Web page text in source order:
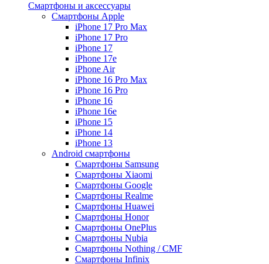
Смартфоны и аксессуары
Смартфоны Apple
iPhone 17 Pro Max
iPhone 17 Pro
iPhone 17
iPhone 17e
iPhone Air
iPhone 16 Pro Max
iPhone 16 Pro
iPhone 16
iPhone 16e
iPhone 15
iPhone 14
iPhone 13
Android cмартфоны
Смартфоны Samsung
Смартфоны Xiaomi
Смартфоны Google
Смартфоны Realme
Смартфоны Huawei
Смартфоны Honor
Смартфоны OnePlus
Смартфоны Nubia
Смартфоны Nothing / CMF
Смартфоны Infinix